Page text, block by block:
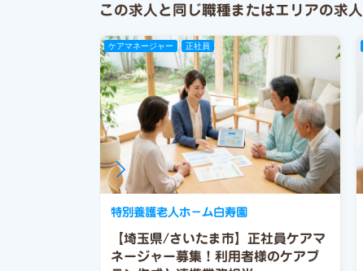
この求人と同じ職種またはエリアの求人
ケアマネージャー 正社員
【埼玉県/さいたま市】正社員ケアマ
ネージャー募集！利用者様のケアプ
特別養護老人ホ－ム白寿園